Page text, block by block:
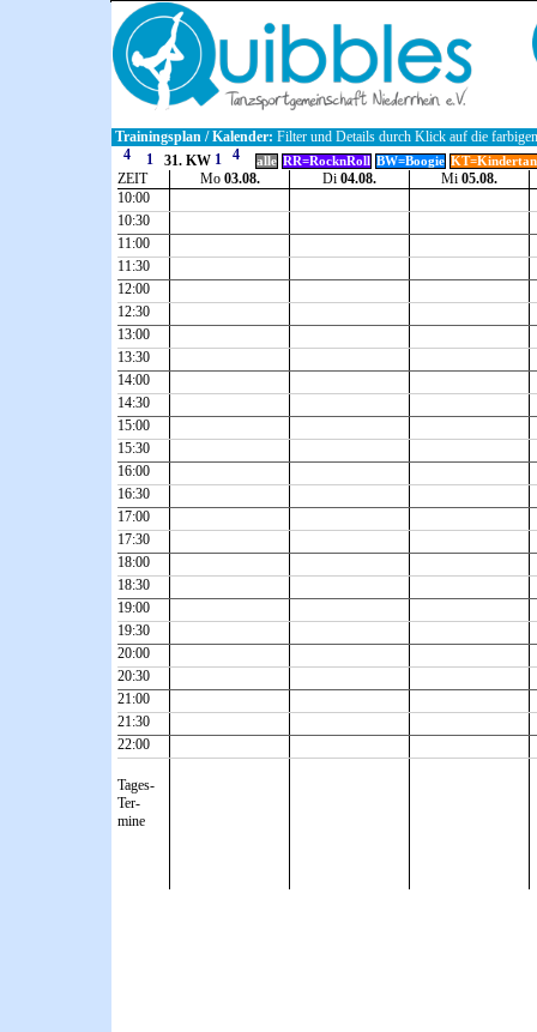
Trainingsplan / Kalender: Filter und Details durch Klick auf die
31. KW
alle RR=RocknRoll BW=Boogie
ZEIT Mo 03.08. Di 04.08. Mi 05.08.
10:00
10:30
11:00
11:30
12:00
12:30
13:00
13:30
14:00
14:30
15:00
15:30
16:00
16:30
17:00
17:30
18:00
18:30
19:00
19:30
20:00
20:30
21:00
21:30
22:00
Tages-
Ter-
mine